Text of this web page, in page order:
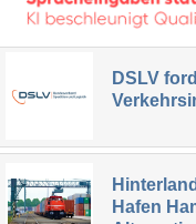
DSLV
Hafen